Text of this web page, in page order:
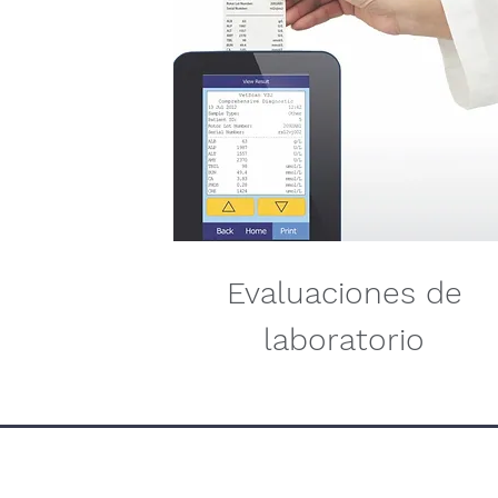
Evaluaciones de
laboratorio